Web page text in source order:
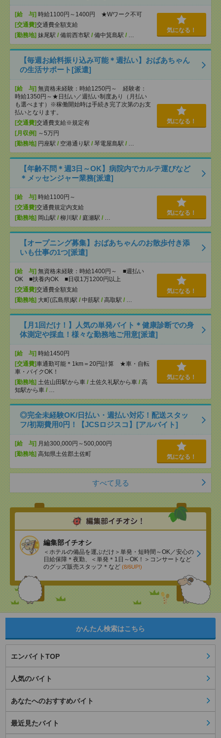
[給 与] 時給1100円～1400円 ★Wワーク不可
[交通費]交通費全額支給
[勤務地] 妹尾駅 / 備前西市駅 / 備中箕島駅 / …
気になる！
【毎週お給料振り込み可能＊週払い】おばあちゃん
の生活サポート[派遣]
[給 与] 無資格未経験：時給1250円～ 経験者：
時給1350円～★日払い／週払い制度あり（月払い
も選べます）※稼働開始時は手続き完了次第のお支
払いとなります。
[交通費]交通費支給※規定有
[月収例] ～5万円
[勤務地] 円座駅 / 空港通り駅 / 琴電屋島駅 / …
気になる！
【年齢不問＊週3日～OK】病院内でカルテ運びなど
＊メッセンジャー業務[派遣]
[給 与] 時給1100円～
[交通費]交通費規定内支給
[勤務地] 岡山駅 / 柳川駅 / 庭瀬駅 / …
気になる！
【オープニング募集】おばあちゃんのお散歩付き添
いも仕事の1つ[派遣]
[給 与] 無資格未経験：時給1400円～ ■週払い
OK ■扶養内OK ■日収1万1200円以上
[交通費]交通費全額支給
[勤務地] 大町(広島県)駅 / 中筋駅 / 高取駅 / …
気になる！
【月1回だけ！】人気の単発バイト＊健康診断での身
体測定や採血！様々な勤務地ご用意[派遣]
[給 与] 時給1450円
[交通費]車通勤可能＊1km＝20円計算 ★車・自転
車・バイクOK！
[勤務地] 土佐山田駅から車 / 土佐久礼駅から車 / 高
知駅から車 / …
気になる！
◎完全未経験OK/日払い・週払い対応！配送スタッ
フ/初期費用0円！【JCSロジスコ】[アルバイト]
[給 与] 月給300,000円～500,000円
[勤務地] 高知県土佐郡土佐町 気になる！
すべて見る
編集部イチオシ
＜ホテルの備品を運ぶだけ＞単発・短時間～OK／安心の
日給保障＊夜勤、＜単発＊1日～OK！＞コンサートなど
のグッズ販売スタッフ＊など (8/6UP!)
かんたん検索はこちら
エンバイトTOP
人気のバイト
あなたへのおすすめバイト
最近見たバイト